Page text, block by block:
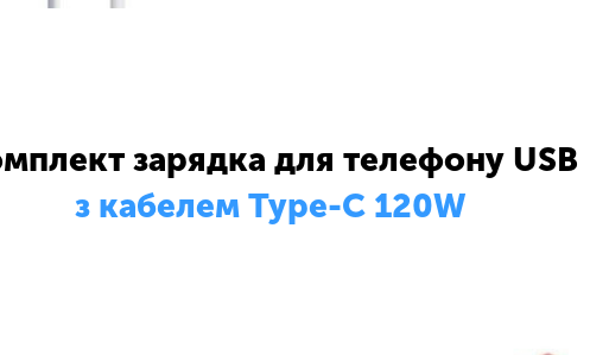
зарядка для телефону USB
з кабелем Type-C 120W